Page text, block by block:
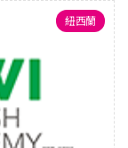
紐西蘭